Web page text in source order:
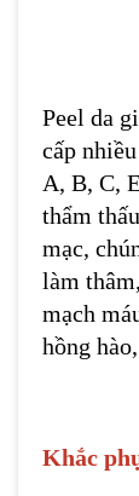
Peel da
cấp
A, B, C,
thẩm
mạc,
làm
mạch
hồng
Khắc